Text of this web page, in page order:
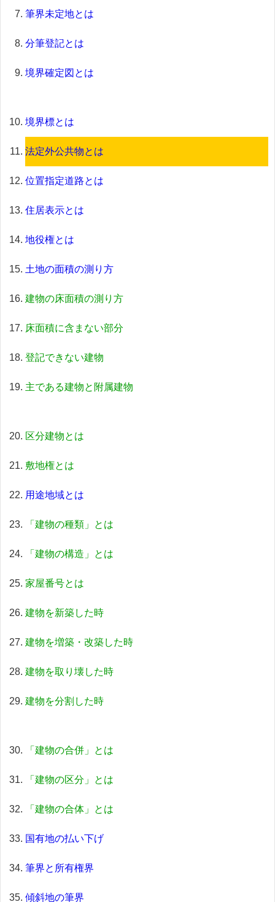
筆界未定地とは
分筆登記とは
境界確定図とは
境界標とは
法定外公共物とは
位置指定道路とは
住居表示とは
地役権とは
土地の面積の測り方
建物の床面積の測り方
床面積に含まない部分
登記できない建物
主である建物と附属建物
区分建物とは
敷地権とは
用途地域とは
「建物の種類」とは
「建物の構造」とは
家屋番号とは
建物を新築した時
建物を増築・改築した時
建物を取り壊した時
建物を分割した時
「建物の合併」とは
「建物の区分」とは
「建物の合体」とは
国有地の払い下げ
筆界と所有権界
傾斜地の筆界